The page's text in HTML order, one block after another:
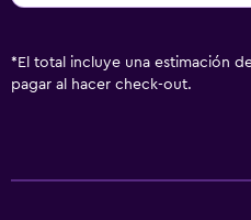
* El total incluye una estimación
pagar al hacer check-out.